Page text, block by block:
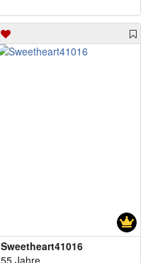
Sweetheart41016
55 Jahre